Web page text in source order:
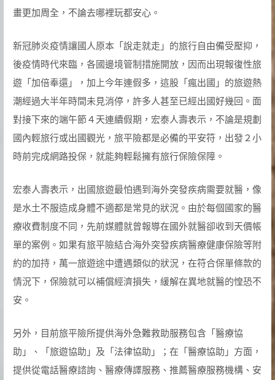
畫更加周全，不論去哪裡玩都安心。
新冠肺炎疫情讓國人原本「說走就走」的旅行自由備受壓抑，
後疫情時代來臨，各國邊境管制措施開放，因而出現報復性旅
遊「加倍奉還」，加上今年連假多，這股「瘋出國」的旅遊熱
潮經過大半年時間未見消停，許多人甚至已經出國好幾回。面
對接下來的端午節４天連續假期，宏泰人壽表示，不論是規劃
國內輕旅行或出國觀光，旅平險都是必備的平安符，出發２小
時前完成網路投保，就能夠輕鬆擁有旅行保險保障。
宏泰人壽表示，出國旅遊最怕遇到海外突發疾病需要就醫，像
是水土不服造成身體不適都是常見的狀況。由於每個國家的醫
療收費制度不同，先前媒體就曾報導在國外就醫卻收到天價帳
單的案例。如果有旅平險結合海外突發疾病醫療健康保險等附
約的加持，萬一旅遊途中遭遇類似的狀況，在符合保單條款的
情況下，保險就可以補償經濟損失，緩解在異地就醫的惶恐不
安。
另外，目前旅平險所提供海外急難救助服務包含「醫療協
助」、「旅遊協助」及「法律協助」；在「醫療協助」方面，
提供從電話醫療諮詢、醫療傳譯服務、推薦醫療服務機構、安